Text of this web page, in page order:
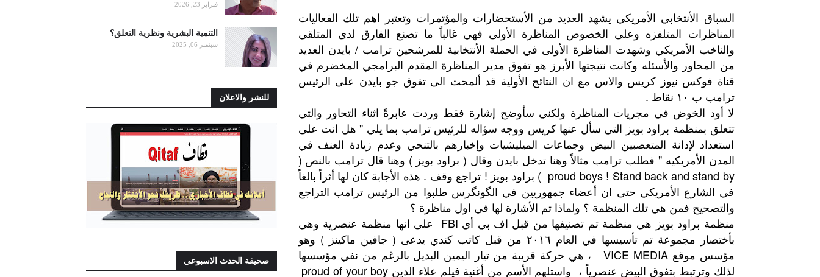
السباق الأنتخابي الأمريكي يشهد العديد من الأستحضارات والمؤتمرات وتعتبر اهم تلك الفعاليات
المناظرات المتلفزه وعلى الخصوص المناظرة الأولى فهي غالباً ما تصنع الفارق لدى المتلقي
والناخب الأمريكي وشهدت المناظرة الأولى في الحملة الأنتخابية للمرشحين ترامب / بايدن العديد
من المحاور والأسئله وكانت نتيجتها الأبرز هو تفوق مدير المناظرة المقدم البرامجي المخضرم في
قناة فوكس نيوز كريس والاس مع ان النتائج الأولية قد ألمحت الى تفوق جو بايدن على الرئيس
ترامب ب ١٠ نقاط .
لا أود الخوض في مجريات المناظرة ولكني سأوضح إشارة فقط وردت عابرةً اثناء التحاور والتي
تتعلق بمنظمة براود بويز التي سأل عنها كريس ووجه سؤاله للرئيس ترامب بما يلي " هل انت على
استعداد لإدانة المتعصبين البيض وجماعات الميليشيات وإخبارهم بالتنحي وعدم زيادة العنف في
المدن الأمريكيه " فطلب ترامب مثالاً وهنا تدخل بايدن وقال ( براود بويز ) وهنا قال ترامب بالنص (
proud boys ! Stand back and stand by ) براود بويز ! تراجع وقف . هذه الأجابة كان لها أثراً بالغاً
في الشارع الأمريكي حتى ان أعضاء جمهوريين في الگونگرس طلبوا من الرئيس ترامب التراجع
والتصحيح فمن هي تلك المنظمة ؟ ولماذا تم الأشارة لها في اول مناظرة ؟
منظمة براود بويز هي منظمة تم تصنيفها من قبل اف بي أي FBI على انها منظمة عنصرية وهي
بأختصار مجموعة تم تأسيسها في العام ٢٠١٦ من قبل كاتب كندي يدعى ( جافين ماكينز ) وهو
مؤسس موقع VICE MEDIA ، هي حركة قريبة من تيار اليمين البديل بالرغم من نفي مؤسسها
فبراير 23, 2026
التنمية البشرية ونظرية التعلق؟
سبتمبر 06, 2025
للنشر والاعلان
صحيفة الحدث الاسبوعي